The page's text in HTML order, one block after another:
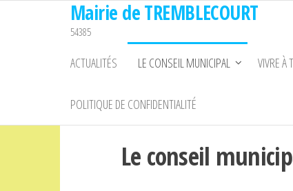
Mairie de TREMBLECOURT
54385
ACTUALITÉS LE CONSEIL MUNICIPAL VIVRE À
POLITIQUE DE CONFIDENTIALITÉ
Le conseil